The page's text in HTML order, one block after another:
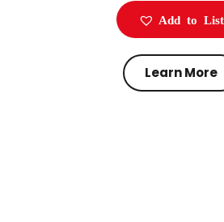
Add to List
Learn More